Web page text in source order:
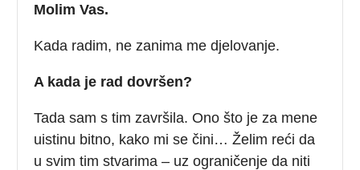
Molim Vas.
Kada radim, ne zanima me djelovanje.
A kada je rad dovršen?
Tada sam s tim završila. Ono što je za mene
uistinu bitno, kako mi se čini… Želim reći da
u svim tim stvarima – uz ograničenje da niti